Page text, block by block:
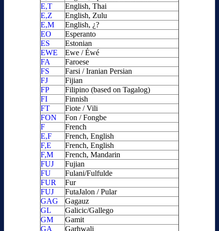
E,T
English, Thai
E,Z
English, Zulu
E,M
English, ¿?
EO
Esperanto
ES
Estonian
EWE
Ewe / Éwé
FA
Faroese
FS
Farsi / Iranian Persian
FJ
Fijian
FP
Filipino (based on Tagalog)
FI
Finnish
FT
Fiote / Vili
FON
Fon / Fongbe
F
French
E,F
French, English
F,E
French, English
F,M
French, Mandarin
FUJ
Fujian
FU
Fulani/Fulfulde
FUR
Fur
FUJ
FutaJalon / Pular
GAG
Gagauz
GL
Galicic/Gallego
GM
Gamit
GA
Garhwali